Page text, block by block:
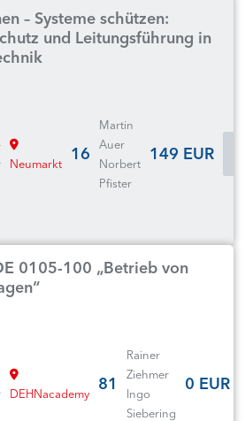
– Systeme schützen:
und Leitungsführung in
Neumarkt 16
Martin
Auer
Norbert
Pfister
149 EUR
0105-100 „Betrieb von
DEHNacademy 81
Rainer
Ziehmer
Ingo
Siebering
0 EUR